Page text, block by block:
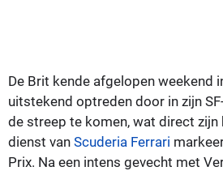
De Brit kende afgelopen weekend
uitstekend optreden door in zijn
de streep te komen, wat direct
dienst van Scuderia Ferrari
Prix. Na een intens gevecht met